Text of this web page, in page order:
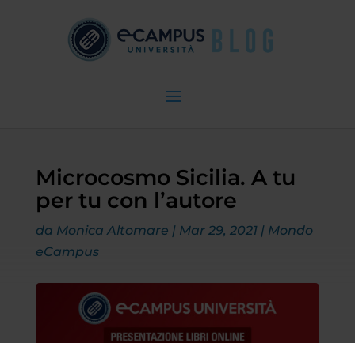
Microcosmo Sicilia. A tu
per tu con l’autore
da Monica Altomare | Mar 29, 2021| Mondo
eCampus